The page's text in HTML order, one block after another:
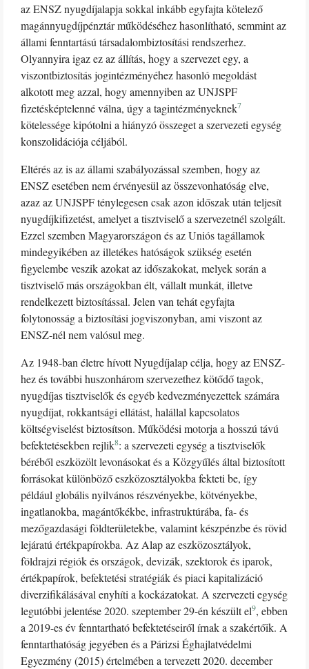
az ENSZ nyugdíjalapja sokkal inkább egyfajta kötelező
magánnyugdíjpénztár működéséhez hasonlítható, semmint az
állami fenntartású társadalombiztosítási rendszerhez.
Olyannyira igaz ez az állítás, hogy a szervezet egy, a
viszontbiztosítás jogintézményéhez hasonló megoldást
alkotott meg azzal, hogy amennyiben az UNJSPF
fizetésképtelenné válna, úgy a tagintézményeknek7
kötelessége kipótolni a hiányzó összeget a szervezeti egység
konszolidációja céljából.
Eltérés az is az állami szabályozással szemben, hogy az
ENSZ esetében nem érvényesül az összevonhatóság elve,
azaz az UNJSPF ténylegesen csak azon időszak után teljesít
nyugdíjkifizetést, amelyet a tisztviselő a szervezetnél szolgált.
Ezzel szemben Magyarországon és az Uniós tagállamok
mindegyikében az illetékes hatóságok szükség esetén
figyelembe veszik azokat az időszakokat, melyek során a
tisztviselő más országokban élt, vállalt munkát, illetve
rendelkezett biztosítással. Jelen van tehát egyfajta
folytonosság a biztosítási jogviszonyban, ami viszont az
ENSZ-nél nem valósul meg.
Az 1948-ban életre hívott Nyugdíjalap célja, hogy az ENSZ-
hez és további huszonhárom szervezethez kötődő tagok,
nyugdíjas tisztviselők és egyéb kedvezményezettek számára
nyugdíjat, rokkantsági ellátást, halállal kapcsolatos
költségviselést biztosítson. Működési motorja a hosszú távú
befektetésekben rejlik8: a szervezeti egység a tisztviselők
béréből eszközölt levonásokat és a Közgyűlés által biztosított
forrásokat különböző eszközosztályokba fekteti be, így
például globális nyilvános részvényekbe, kötvényekbe,
ingatlanokba, magántőkékbe, infrastruktúrába, fa- és
mezőgazdasági földterületekbe, valamint készpénzbe és rövid
lejáratú értékpapírokba. Az Alap az eszközosztályok,
földrajzi régiók és országok, devizák, szektorok és iparok,
értékpapírok, befektetési stratégiák és piaci kapitalizáció
diverzifikálásával enyhíti a kockázatokat. A szervezeti egység
legutóbbi jelentése 2020. szeptember 29-én készült el9, ebben
a 2019-es év fenntartható befektetéseiről írnak a szakértőik. A
fenntarthatóság jegyében és a Párizsi Éghajlatvédelmi
Egyezmény (2015) értelmében a tervezett 2020. december